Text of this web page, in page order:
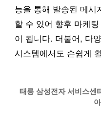
능을 통해 발송된 메시
할 수 있어 향후 마케
이 됩니다. 더불어, 다
시스템에서도 손쉽게
태릉 삼성전자 서비스센